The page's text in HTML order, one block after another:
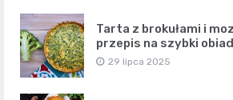
Tarta z brokułami i
przepis na szybki obiad
29 lipca 2025